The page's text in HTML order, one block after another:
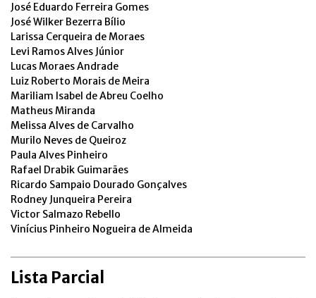
José Eduardo Ferreira Gomes
José Wilker Bezerra Bílio
Larissa Cerqueira de Moraes
Levi Ramos Alves Júnior
Lucas Moraes Andrade
Luiz Roberto Morais de Meira
Mariliam Isabel de Abreu Coelho
Matheus Miranda
Melissa Alves de Carvalho
Murilo Neves de Queiroz
Paula Alves Pinheiro
Rafael Drabik Guimarães
Ricardo Sampaio Dourado Gonçalves
Rodney Junqueira Pereira
Victor Salmazo Rebello
Vinícius Pinheiro Nogueira de Almeida
Lista Parcial